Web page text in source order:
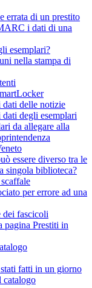
errata di un prestito
i dati di una
esemplari?
nella stampa di
dati delle notizie
degli esemplari
da allegare alla
essere diverso tra le
singola biblioteca?
per errore ad una
dei fascicoli
pagina Prestiti in
fatti in un giorno
catalogo